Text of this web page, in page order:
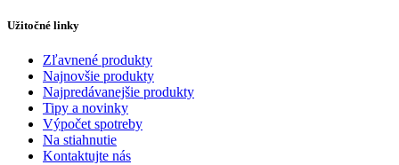
Užitočné linky
Zľavnené produkty
Najnovšie produkty
Najpredávanejšie produkty
Tipy a novinky
Výpočet spotreby
Na stiahnutie
Kontaktujte nás